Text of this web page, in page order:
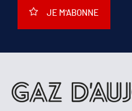
JE M'ABONNE